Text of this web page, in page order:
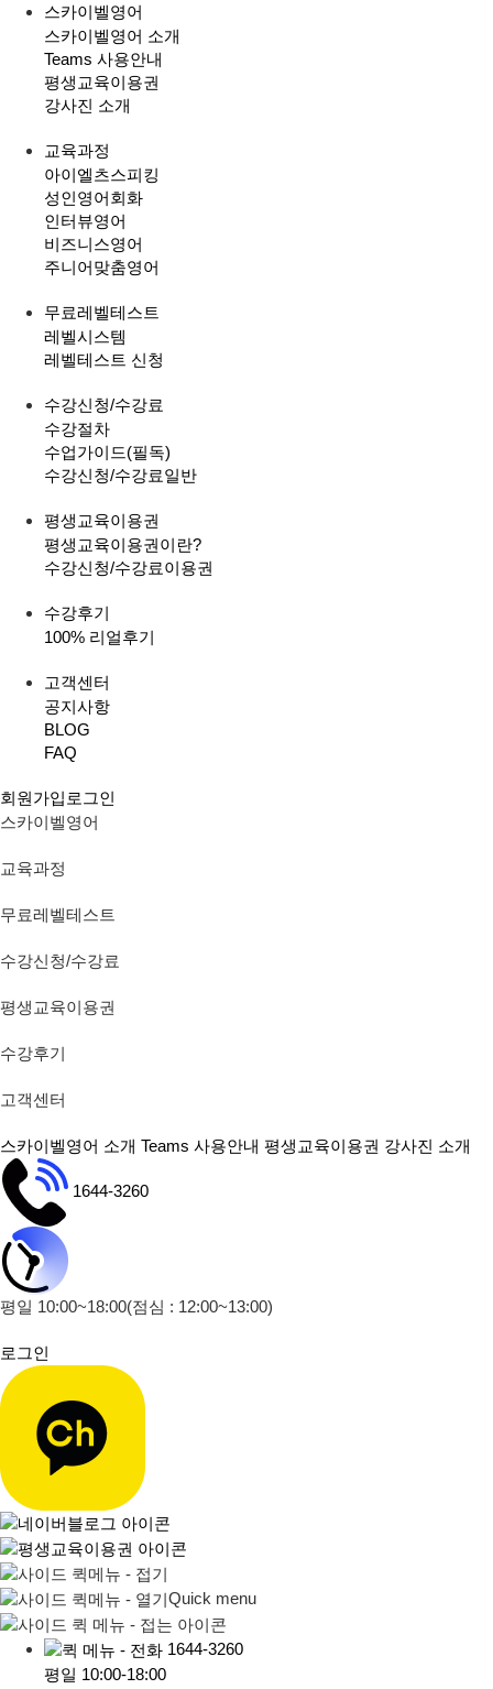
스카이벨영어
스카이벨영어 소개
Teams 사용안내
평생교육이용권
강사진 소개
교육과정
아이엘츠스피킹
성인영어회화
인터뷰영어
비즈니스영어
주니어맞춤영어
무료레벨테스트
레벨시스템
레벨테스트 신청
수강신청/수강료
수강절차
수업가이드(필독)
수강신청/수강료일반
평생교육이용권
평생교육이용권이란?
수강신청/수강료이용권
수강후기
100% 리얼후기
고객센터
공지사항
BLOG
FAQ
회원가입 로그인
스카이벨영어
교육과정
무료레벨테스트
수강신청/수강료
평생교육이용권
수강후기
고객센터
스카이벨영어 소개 Teams 사용안내 평생교육이용권 강사진 소개
1644-3260
평일 10:00~18:00(점심 : 12:00~13:00)
로그인
Quick menu
1644-3260
평일 10:00-18:00